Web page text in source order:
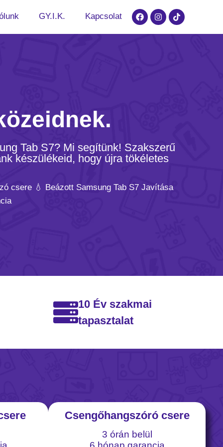
GY.I.K. Kapcsolat
Tab S7? Mi segítünk! Szakszerű
készülékeid, hogy újra tökéletes
csere 💧 Beázott Samsung Tab S7 Javítása
10 Év szakmai
tapasztalat
Csengőhangszóró csere
3 órán belül